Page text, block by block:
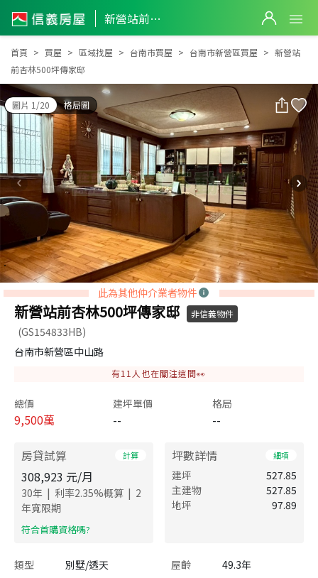
新營站前杏林500坪傳家邸
新營站前杏林500坪傳家邸
首頁 買屋 區域找屋 台南市買屋 台南市新營區買屋
新營站
前杏林500坪傳家邸
圖片 1/20 格局圖
此為其他仲介業者物件
新營站前杏林500坪傳家邸 非信義物件
(GS154833HB)
台南市新營區中山路
有11 人也在關注這間👀
總價
9,500萬
建坪單價
--
格局
--
房貸試算 計算
308,923 元/月
30年 | 利率2.35%概算 | 2
年寬限期
​符合首購資格嗎?
坪數詳情 細項
建坪
527.85
主建物
527.85
地坪
97.89
類型 別墅/透天 屋齡
49.3年